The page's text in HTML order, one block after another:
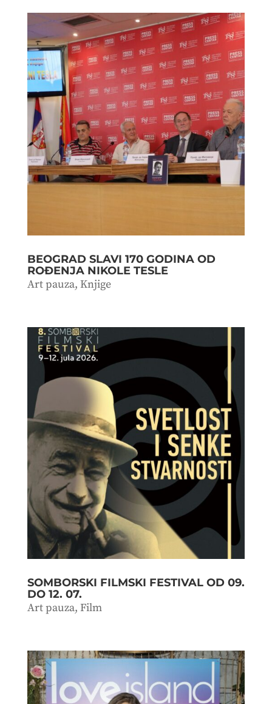
BEOGRAD SLAVI 170 GODINA OD
ROĐENJA NIKOLE TESLE
Art pauza, Knjige
SOMBORSKI FILMSKI FESTIVAL OD 09.
DO 12. 07.
Art pauza, Film